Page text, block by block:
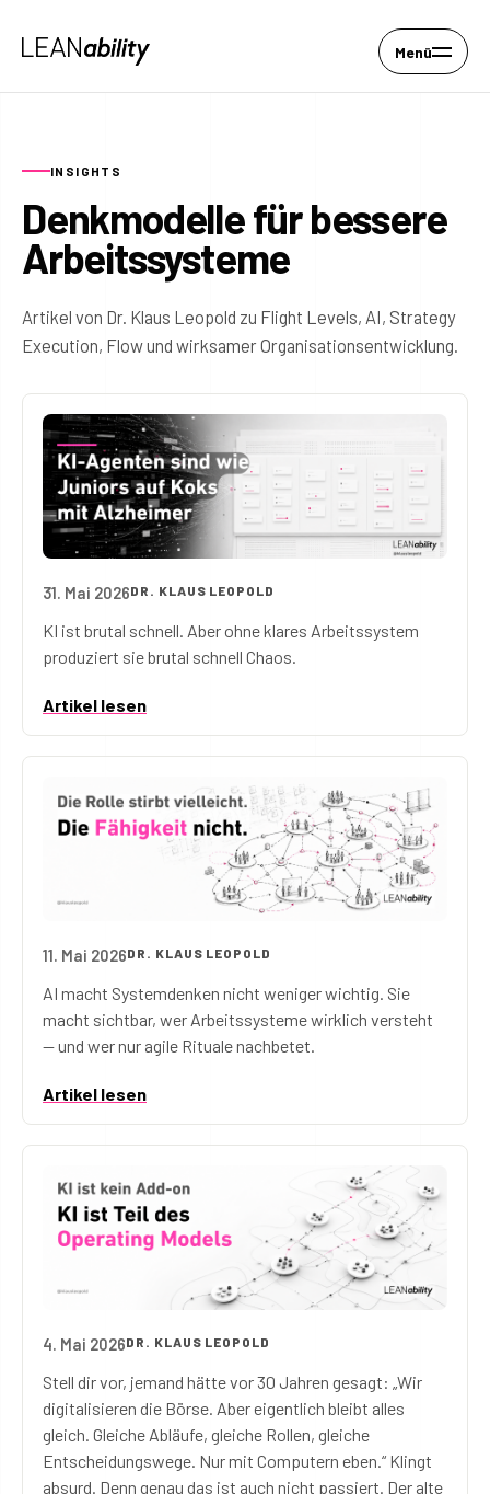
Menü
INSIGHTS
Denkmodelle für bessere
Arbeitssysteme
Artikel von Dr. Klaus Leopold zu Flight Levels, AI, Strategy
Execution, Flow und wirksamer Organisationsentwicklung.
31. Mai 2026DR. KLAUS LEOPOLD
KI ist brutal schnell. Aber ohne klares Arbeitssystem
produziert sie brutal schnell Chaos.
Artikel lesen
11. Mai 2026DR. KLAUS LEOPOLD
AI macht Systemdenken nicht weniger wichtig. Sie
macht sichtbar, wer Arbeitssysteme wirklich versteht
— und wer nur agile Rituale nachbetet.
Artikel lesen
4. Mai 2026DR. KLAUS LEOPOLD
Stell dir vor, jemand hätte vor 30 Jahren gesagt: „Wir
digitalisieren die Börse. Aber eigentlich bleibt alles
gleich. Gleiche Abläufe, gleiche Rollen, gleiche
Entscheidungswege. Nur mit Computern eben.“ Klingt
absurd. Denn genau das ist auch nicht passiert. Der alte